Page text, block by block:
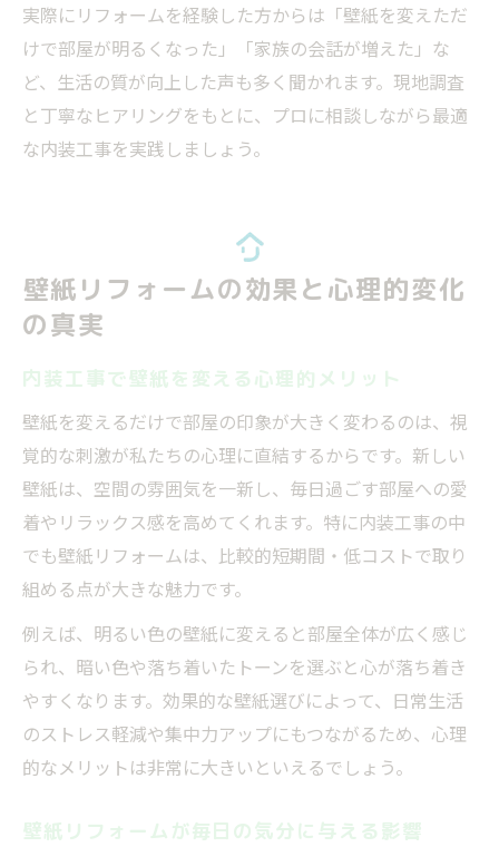
実際にリフォームを経験した方からは「壁紙を変えただ
けで部屋が明るくなった」「家族の会話が増えた」な
ど、生活の質が向上した声も多く聞かれます。現地調査
と丁寧なヒアリングをもとに、プロに相談しながら最適
な内装工事を実践しましょう。
壁紙リフォームの効果と心理的変化
の真実
内装工事で壁紙を変える心理的メリット
壁紙を変えるだけで部屋の印象が大きく変わるのは、視
覚的な刺激が私たちの心理に直結するからです。新しい
壁紙は、空間の雰囲気を一新し、毎日過ごす部屋への愛
着やリラックス感を高めてくれます。特に内装工事の中
でも壁紙リフォームは、比較的短期間・低コストで取り
組める点が大きな魅力です。
例えば、明るい色の壁紙に変えると部屋全体が広く感じ
られ、暗い色や落ち着いたトーンを選ぶと心が落ち着き
やすくなります。効果的な壁紙選びによって、日常生活
のストレス軽減や集中力アップにもつながるため、心理
的なメリットは非常に大きいといえるでしょう。
壁紙リフォームが毎日の気分に与える影響